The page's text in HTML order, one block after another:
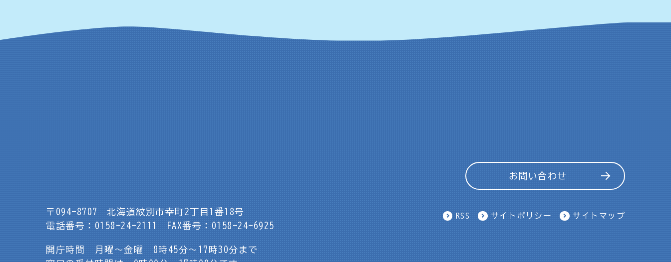
〒094-8707
北海道紋別市幸町2丁目1番18号
電話番号：0158-24-2111
FAX番号：0158-24-6925
開庁時間 月曜～金曜 8時45分～17時30分まで
お問い合わせ
RSS サイトポリシー サイトマップ